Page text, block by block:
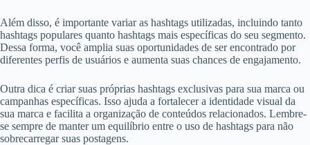
Além disso, é importante variar as hashtags utilizadas, incluindo tanto
hashtags populares quanto hashtags mais específicas do seu segmento.
Dessa forma, você amplia suas oportunidades de ser encontrado por
diferentes perfis de usuários e aumenta suas chances de engajamento.
Outra dica é criar suas próprias hashtags exclusivas para sua marca ou
campanhas específicas. Isso ajuda a fortalecer a identidade visual da
sua marca e facilita a organização de conteúdos relacionados. Lembre-
se sempre de manter um equilíbrio entre o uso de hashtags para não
sobrecarregar suas postagens.